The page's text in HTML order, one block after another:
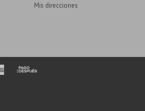
Mis direcciones